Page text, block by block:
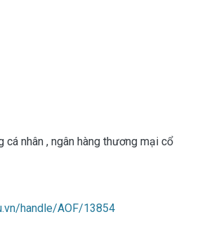
cá nhân , ngân hàng thương mại cổ
handle/AOF/13854